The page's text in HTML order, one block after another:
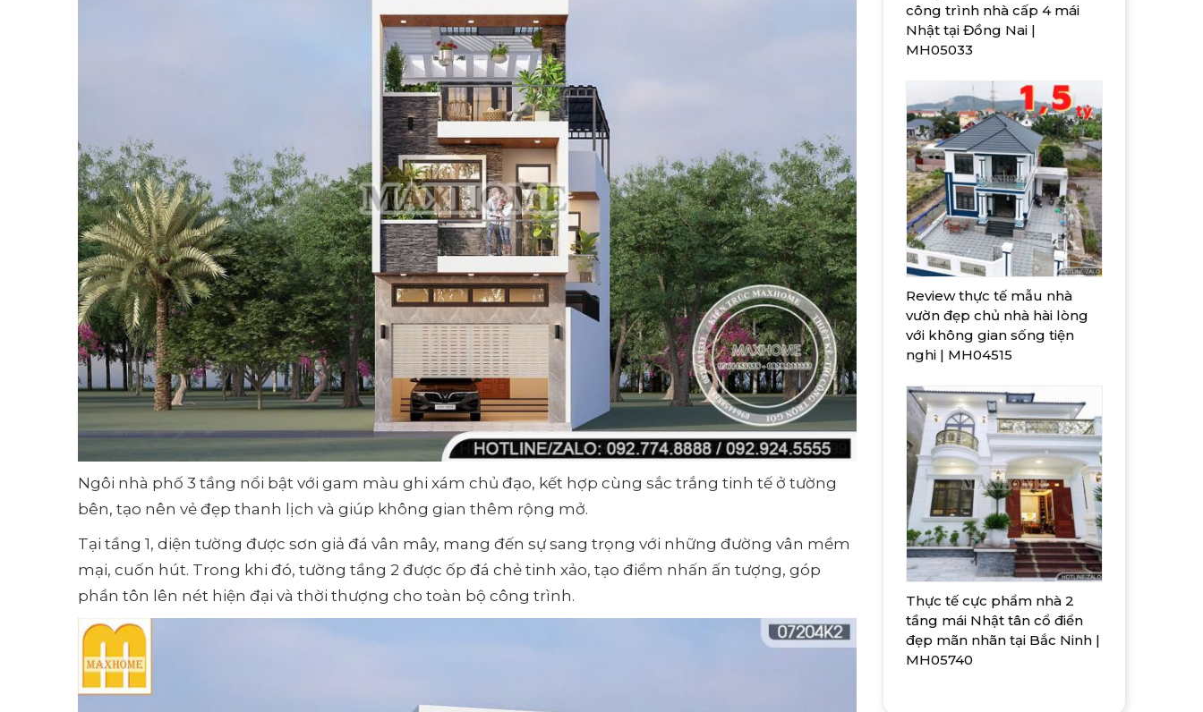
Ngôi nhà phố 3 tầng nổi bật với gam màu ghi xám chủ đạo, kết hợp cùng sắc trắng tinh tế ở tường
bên, tạo nên vẻ đẹp thanh lịch và giúp không gian thêm rộng mở.
Tại tầng 1, diện tường được sơn giả đá vân mây, mang đến sự sang trọng với những đường vân mềm
mại, cuốn hút. Trong khi đó, tường tầng 2 được ốp đá chẻ tinh xảo, tạo điểm nhấn ấn tượng, góp
phần tôn lên nét hiện đại và thời thượng cho toàn bộ công trình.
công trình nhà cấp 4 mái
Nhật tại Đồng Nai |
MH05033
Review thực tế mẫu nhà
vườn đẹp chủ nhà hài lòng
với không gian sống tiện
nghi | MH04515
Thực tế cực phẩm nhà 2
tầng mái Nhật tân cổ điển
đẹp mãn nhãn tại Bắc Ninh |
MH05740